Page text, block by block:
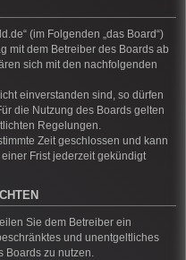
(im Folgenden „das Board“)
mit dem Betreiber des Boards ab
sich mit den nachfolgenden
einverstanden sind, so dürfen
die Nutzung des Boards gelten
Regelungen.
Zeit geschlossen und kann
Frist jederzeit gekündigt
Sie dem Betreiber ein
und unentgeltliches
Boards zu nutzen.